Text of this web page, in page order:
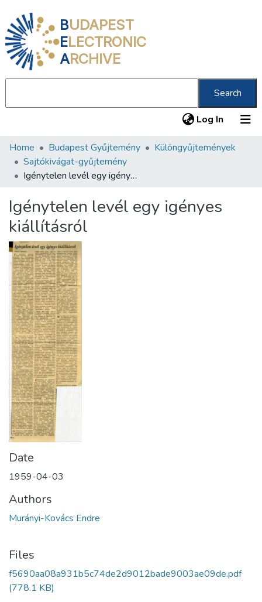
BUDAPEST
ELECTRONIC
ARCHIVE
Search
Log In (current)
Communities & Collections
All of DSpace
About us
Home Budapest Gyűjtemény
Különgyűjtemények
Sajtókivágat-gyűjtemény
Igénytelen levél egy igényes kiállításról
Igénytelen levél egy igényes
kiállításról
Date
1959-04-03
Authors
Murányi-Kovács Endre
Files
f5690aa08a931b5c74de2d9012bade9003ae09de.pdf
(778.1 KB)